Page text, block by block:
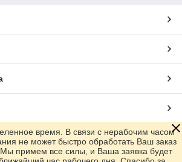
время. В связи с нерабочим часом
не может быстро обработать Ваш заказ
примем все силы, и Ваша заявка будет